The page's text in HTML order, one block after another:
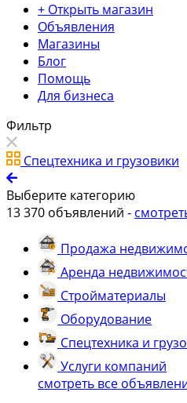
+ Открыть магазин
Объявления
Магазины
Блог
Помощь
Для бизнеса
Фильтр
Спецтехника и грузовики
Выберите категорию
13 370 объявлений -
Продажа
Аренда
Стройматериалы
Оборудование
Спецтехника и
Услуги компаний
смотреть все